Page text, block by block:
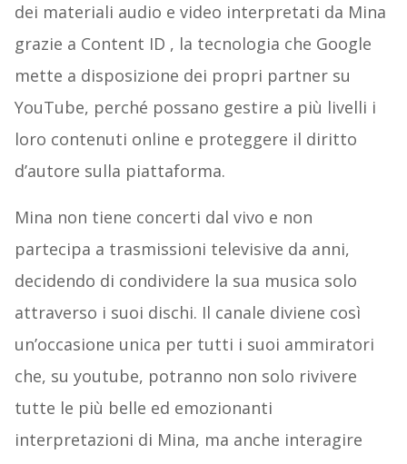
dei materiali audio e video interpretati da Mina
grazie a Content ID , la tecnologia che Google
mette a disposizione dei propri partner su
YouTube, perché possano gestire a più livelli i
loro contenuti online e proteggere il diritto
d’autore sulla piattaforma.
Mina non tiene concerti dal vivo e non
partecipa a trasmissioni televisive da anni,
decidendo di condividere la sua musica solo
attraverso i suoi dischi. Il canale diviene così
un’occasione unica per tutti i suoi ammiratori
che, su youtube, potranno non solo rivivere
tutte le più belle ed emozionanti
interpretazioni di Mina, ma anche interagire